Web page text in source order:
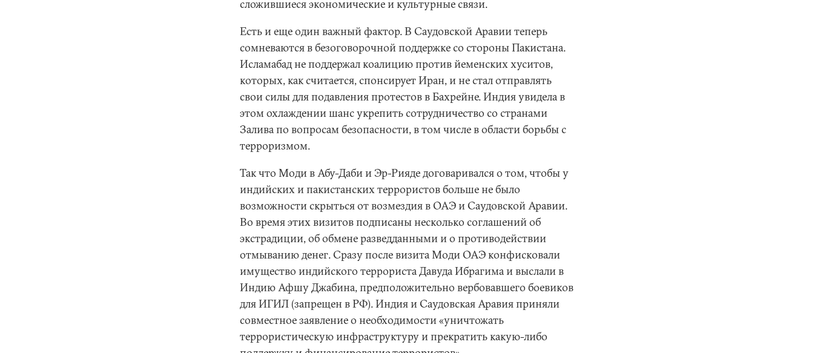
сложившиеся экономические и культурные связи.
Есть и еще один важный фактор. В Саудовской Аравии теперь
сомневаются в безоговорочной поддержке со стороны Пакистана.
Исламабад не поддержал коалицию против йеменских хуситов,
которых, как считается, спонсирует Иран, и не стал отправлять
свои силы для подавления протестов в Бахрейне. Индия увидела в
этом охлаждении шанс укрепить сотрудничество со странами
Залива по вопросам безопасности, в том числе в области борьбы с
терроризмом.
Так что Моди в Абу-Даби и Эр-Рияде договаривался о том, чтобы у
индийских и пакистанских террористов больше не было
возможности скрыться от возмездия в ОАЭ и Саудовской Аравии.
Во время этих визитов подписаны несколько соглашений об
экстрадиции, об обмене разведданными и о противодействии
отмыванию денег. Сразу после визита Моди ОАЭ конфисковали
имущество индийского террориста Давуда Ибрагима и выслали в
Индию Афшу Джабина, предположительно вербовавшего боевиков
для ИГИЛ (запрещен в РФ). Индия и Саудовская Аравия приняли
совместное заявление о необходимости «уничтожать
террористическую инфраструктуру и прекратить какую-либо